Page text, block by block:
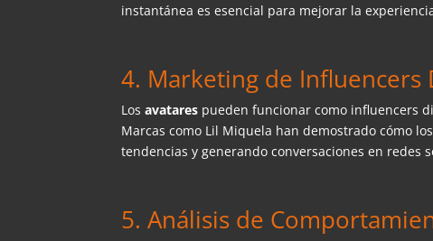
instantánea es esencial para mejorar la
4. Marketing de Influencers
Losavatares pueden funcionar como influencers
Marcas como Lil Miquela han demostrado cómo
tendencias y generando conversaciones en redes
5. Análisis de